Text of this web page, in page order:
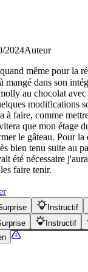
2024Auteur
même pour la
mangé dans son
au chocolat
modifications
à faire, comme
que mon étage
le gâteau. Pour
bien tenu suite au
été nécessaire
faire tenir.
Instructif
Instructif